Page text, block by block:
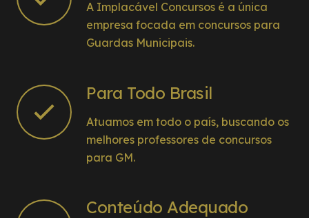
A Implacável Concursos é a única
empresa focada em concursos para
Guardas Municipais.
Para Todo Brasil
Atuamos em todo o país, buscando os
melhores professores de concursos
para GM.
Conteúdo Adequado